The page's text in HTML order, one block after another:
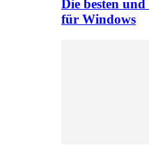
Die besten
für Windows